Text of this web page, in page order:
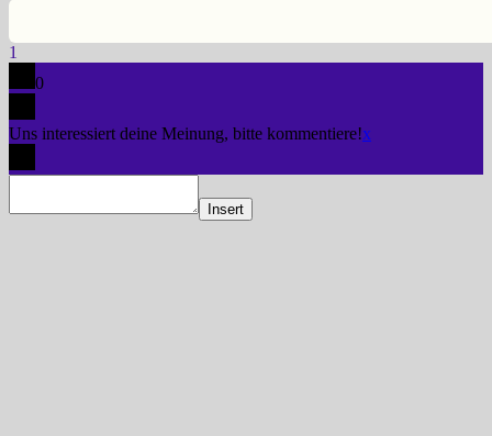
1
0
Uns interessiert deine Meinung, bitte kommentiere!x
Insert